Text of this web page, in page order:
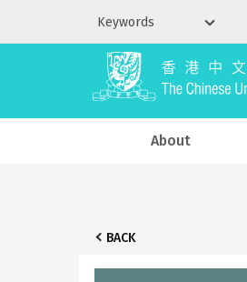
About
BACK